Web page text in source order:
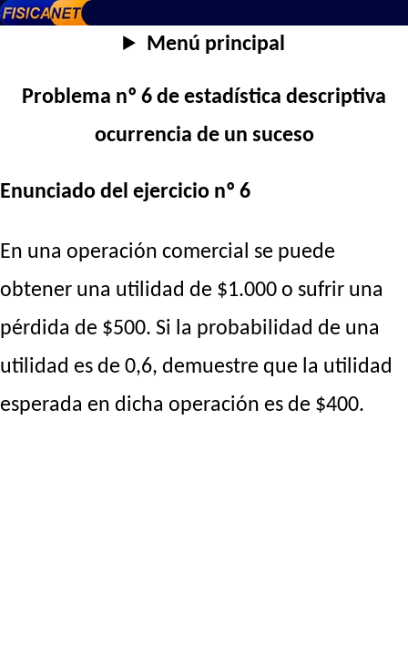
Menú principal
Problema nº 6 de estadística descriptiva
ocurrencia de un suceso
Enunciado del ejercicio nº 6
En una operación comercial se puede
obtener una utilidad de $1.000 o sufrir una
pérdida de $500. Si la probabilidad de una
utilidad es de 0,6, demuestre que la utilidad
esperada en dicha operación es de $400.